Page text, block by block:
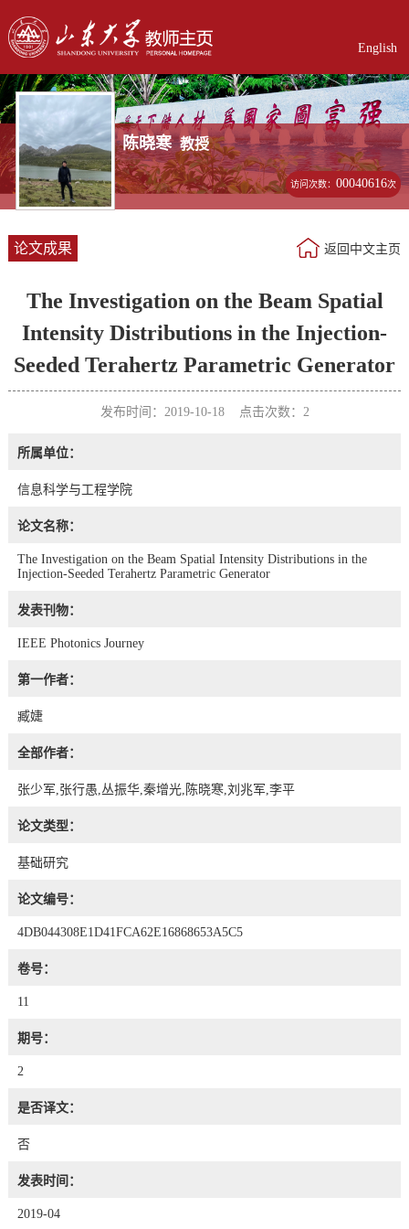
English
陈晓寒 教授
访问次数：00040616次
论文成果 返回中文主页
The Investigation on the Beam Spatial
Intensity Distributions in the Injection-
Seeded Terahertz Parametric Generator
发布时间：2019-10-18 点击次数： 2
所属单位：
信息科学与工程学院
论文名称：
The Investigation on the Beam Spatial Intensity Distributions in the
Injection-Seeded Terahertz Parametric Generator
发表刊物：
IEEE Photonics Journey
第一作者：
臧婕
全部作者：
张少军,张行愚,丛振华,秦增光,陈晓寒,刘兆军,李平
论文类型：
基础研究
论文编号：
4DB044308E1D41FCA62E16868653A5C5
卷号：
11
期号：
2
是否译文：
否
发表时间：
2019-04